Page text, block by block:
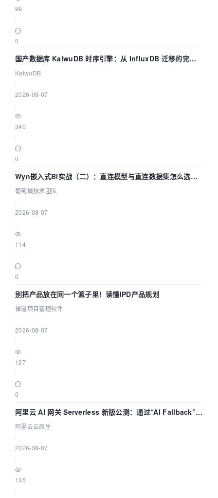
99
0
国产数据库 KaiwuDB 时序引擎：从 InfluxDB 迁移的完整
技术路径
KaiwuDB
2026-08-07
340
0
Wyn嵌入式BI实战（二）：直连模型与直连数据集怎么选，
参数为什么不生效？| 葡萄城技术团队
葡萄城技术团队
2026-08-07
114
0
别把产品放在同一个篮子里！读懂IPD产品规划
禅道项目管理软件
2026-08-07
127
0
阿里云 AI 网关 Serverless 新版公测：通过“AI Fallback”与
拓扑可视化构建 AI 流量治理底座
阿里云云原生
2026-08-07
135